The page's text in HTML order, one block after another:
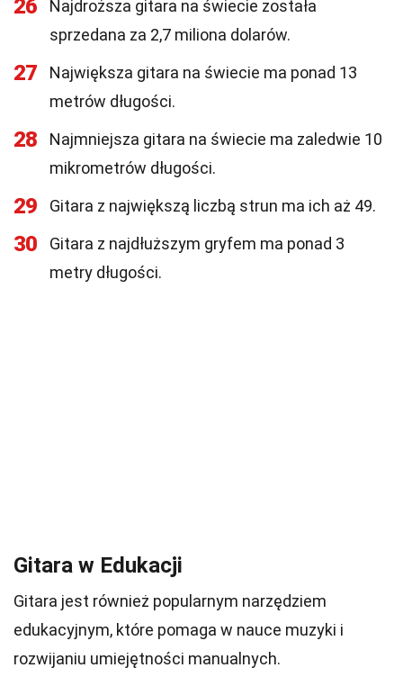
26
Najdroższa gitara na świecie została
sprzedana za 2,7 miliona dolarów.
27
Największa gitara na świecie ma ponad 13
metrów długości.
28
Najmniejsza gitara na świecie ma zaledwie 10
mikrometrów długości.
29 Gitara z największą liczbą strun ma ich aż 49.
30
Gitara z najdłuższym gryfem ma ponad 3
metry długości.
Gitara w Edukacji
Gitara jest również popularnym narzędziem
edukacyjnym, które pomaga w nauce muzyki i
rozwijaniu umiejętności manualnych.